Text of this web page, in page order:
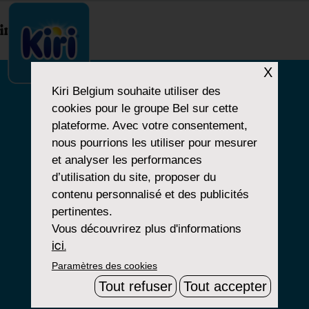
index.php
NOTRE HISTOIRE
NOS PRODUITS
NOS ENGAGEMENTS
Mentions Légales
Groupe Bel
X
Kiri Belgium souhaite utiliser des
cookies pour le groupe Bel sur cette
plateforme. Avec votre consentement,
nous pourrions les utiliser pour mesurer
et analyser les performances
d’utilisation du site, proposer du
contenu personnalisé et des publicités
pertinentes.
Vous découvrirez plus d'informations
ici.
Paramètres des cookies
Tout refuser Tout accepter